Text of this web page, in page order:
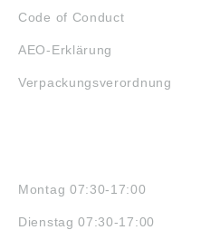
Code of Conduct
AEO-Erklärung
Verpackungsverordnung
Montag 07:30-17:00
Dienstag 07:30-17:00